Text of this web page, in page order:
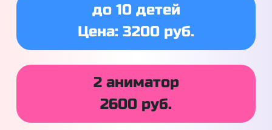
до 10 детей
Цена: 3200 руб.
2 аниматор
2600 руб.